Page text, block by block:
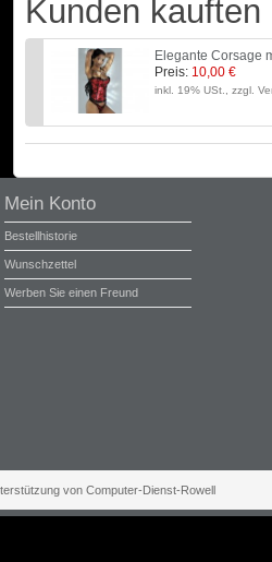
Kunden
Elegante Corsage
Preis: 10,00 €
inkl. 19% USt., zzgl.
Mein Konto
Bestellhistorie
Wunschzettel
Werben Sie einen Freund
von Computer-Dienst-Rowell